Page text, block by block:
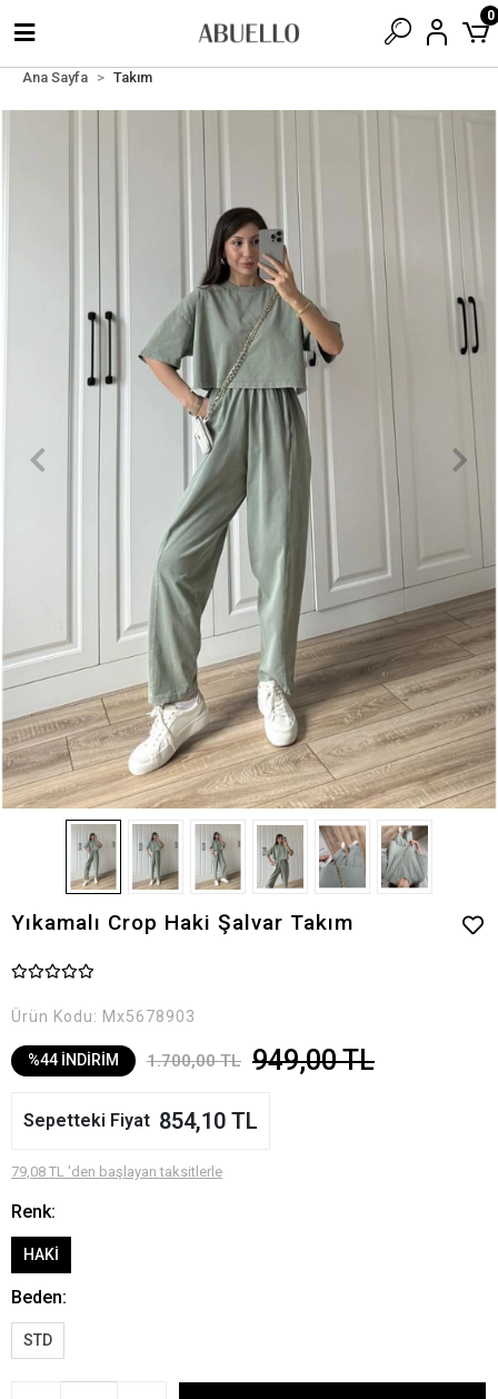
0
Ana Sayfa Takım
Yıkamalı Crop Haki Şalvar Takım
Ürün Kodu: Mx5678903
%44 İNDİRİM 1.700,00 TL 949,00 TL
Sepetteki Fiyat 854,10 TL
79,08 TL 'den başlayan taksitlerle
Renk:
HAKİ
Beden:
STD